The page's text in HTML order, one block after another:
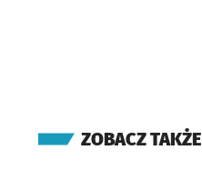
ZOBACZ TAKŻE